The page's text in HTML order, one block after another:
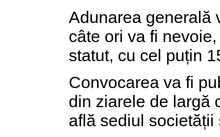
Adunarea generală
câte ori va fi
statut, cu cel puțin
Convocarea va fi
din ziarele de largă
află sediul